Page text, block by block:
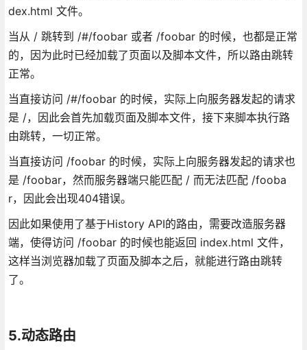
dex.html 文件。
当从 / 跳转到 /#/foobar 或者 /foobar 的时候，也都是正常
的，因为此时已经加载了页面以及脚本文件，所以路由跳转
正常。
当直接访问 /#/foobar 的时候，实际上向服务器发起的请求
是 /，因此会首先加载页面及脚本文件，接下来脚本执行路
由跳转，一切正常。
当直接访问 /foobar 的时候，实际上向服务器发起的请求也
是 /foobar，然而服务器端只能匹配 / 而无法匹配 /fooba
r，因此会出现404错误。
因此如果使用了基于History API的路由，需要改造服务器
端，使得访问 /foobar 的时候也能返回 index.html 文件，
这样当浏览器加载了页面及脚本之后，就能进行路由跳转
了。
5.动态路由